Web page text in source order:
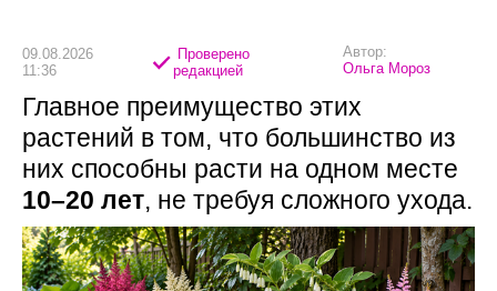
09.08.2026
11:36
Проверено
редакцией
Автор:
Ольга Мороз
Главное преимущество этих
растений в том, что большинство из
них способны расти на одном месте
10–20 лет, не требуя сложного ухода.